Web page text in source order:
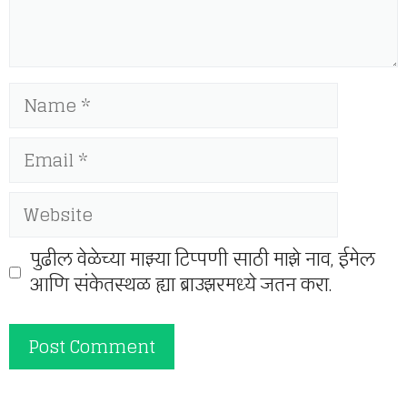
Name
Email
Website
पुढील वेळेच्या माझ्या टिप्पणी साठी माझे नाव, ईमेल
आणि संकेतस्थळ ह्या ब्राउझरमध्ये जतन करा.